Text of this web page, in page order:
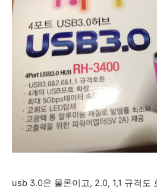
usb 3.0은 물론이고, 2.0, 1,1 규격도